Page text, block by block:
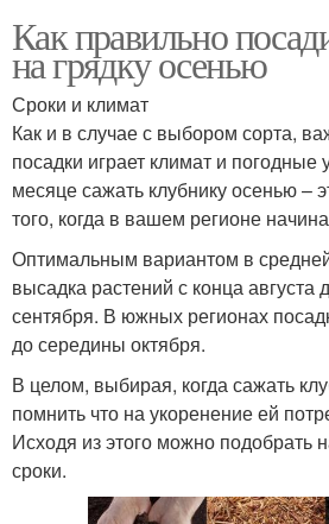
Как правильно
на грядку осенью
Сроки и климат
Как и в случае с выбором сорта,
посадки играет климат и погодные
месяце сажать клубнику осенью –
того, когда в вашем регионе
Оптимальным вариантом в
высадка растений с конца августа
сентября. В южных регионах
до середины октября.
В целом, выбирая, когда сажать
помнить что на укоренение ей
Исходя из этого можно подобрать
сроки.